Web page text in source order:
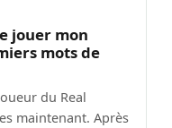
jouer mon
mots de
du Real
maintenant. Après